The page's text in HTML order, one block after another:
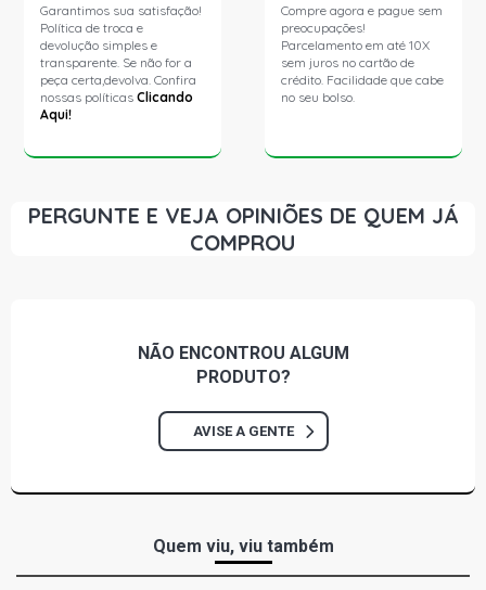
Garantimos sua satisfação!
Política de troca e
devolução simples e
transparente. Se não for a
peça certa,devolva. Confira
nossas políticasClicando
Aqui!
Compre agora e pague sem
preocupações!
Parcelamento em até 10X
sem juros no cartão de
crédito. Facilidade que cabe
no seu bolso.
PERGUNTE E VEJA OPINIÕES DE QUEM JÁ
COMPROU
NÃO ENCONTROU ALGUM
PRODUTO?
AVISE A GENTE
Quem viu, viu também